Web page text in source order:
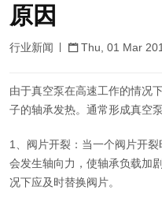
原因
行业新闻 Thu, 01 Mar
由于真空泵在高速工作的情况
子的轴承发热。通常形成真空
1、阀片开裂：当一个阀片开
会发生轴向力，使轴承负载加
况下应及时替换阀片。